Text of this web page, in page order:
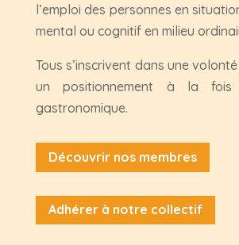
l’emploi des personnes en
mental ou cognitif en milieu
Tous s’inscrivent dans une
un positionnement à la fois
gastronomique.
Découvrir nos membres
Adhérer à notre collectif